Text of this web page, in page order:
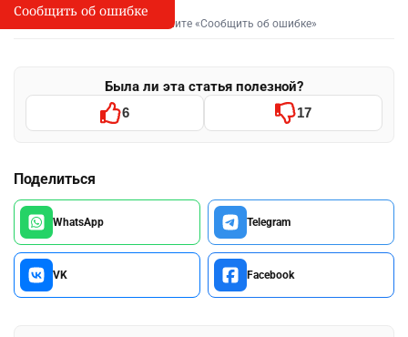
I
Сообщить об опечатке
Выделите фрагмент и нажмите «Сообщить об ошибке»
Была ли эта статья полезной?
6 17
Поделиться
WhatsApp Telegram
VK Facebook
Сообщить об ошибке